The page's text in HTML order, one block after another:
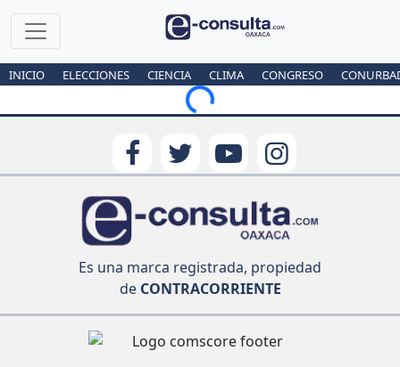
INICIO ELECCIONES CIENCIA CLIMA CONGRESO
Loading...
Es una marca registrada, propiedad
deCONTRACORRIENTE